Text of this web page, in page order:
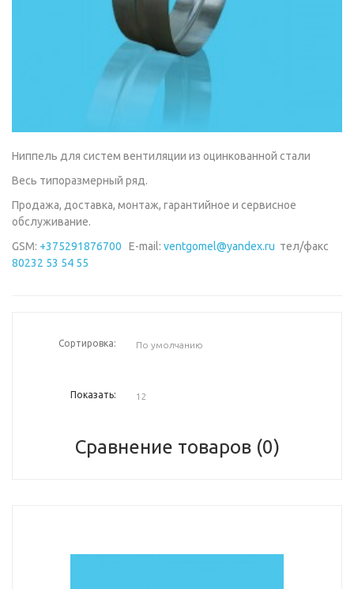
Ниппель для систем вентиляции из оцинкованной стали
Весь типоразмерный ряд.
Продажа, доставка, монтаж, гарантийное и сервисное
обслуживание.
GSM: +375291876700 E-mail: ventgomel@yandex.ru тел/факс
80232 53 54 55
Сортировка:
Показать:
Сравнение товаров (0)